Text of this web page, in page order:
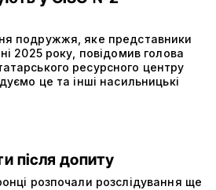
подружжя, яке представники
2025 року, повідомив голова
ресурсного центру
це та інші насильницькі
після допиту
розпочали розслідування ще